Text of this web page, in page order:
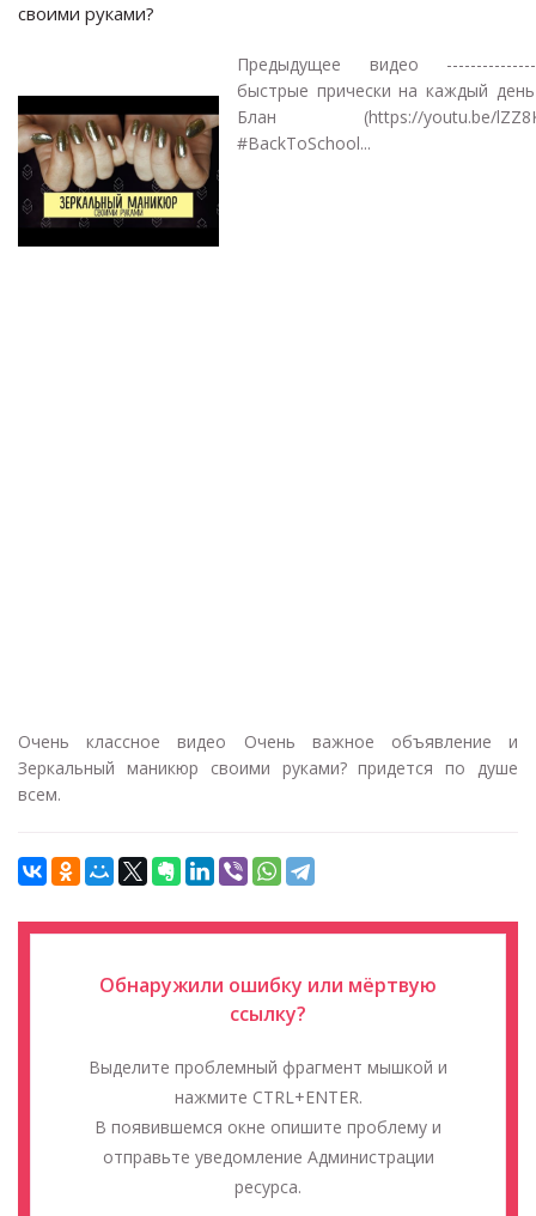
своими руками?
Предыдущее видео
быстрые прически на каждый
Блан (https://youtu.be/
#BackToSchool...
Очень классное видео Очень важное объявление и
Зеркальный маникюр своими руками? придется по душе
всем.
Обнаружили ошибку или мёртвую
ссылку?
Выделите проблемный фрагмент мышкой и
нажмите CTRL+ENTER.
В появившемся окне опишите проблему и
отправьте уведомление Администрации
ресурса.